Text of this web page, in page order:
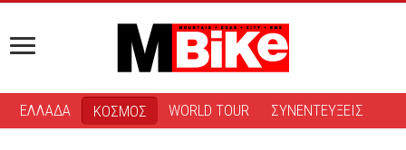
ΕΛΛΑΔΑ ΚΟΣΜΟΣ WORLD TOUR ΣΥΝΕΝΤΕΥΞΕΙΣ